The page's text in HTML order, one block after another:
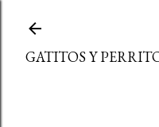
GATITOS Y